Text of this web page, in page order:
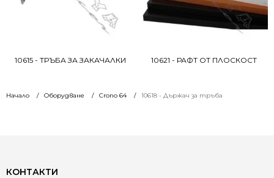
Начало Оборудване Crono 64 10618 - Държач за тръба
10615 - ТРЪБА ЗА ЗАКАЧАЛКИ 10621 - РАФТ ОТ ПЛОСКОСТ
КОНТАКТИ